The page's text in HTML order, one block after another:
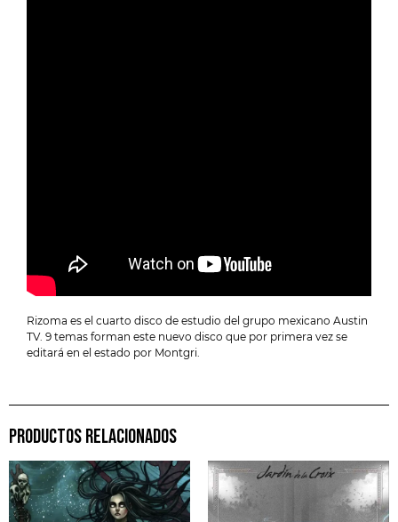
Rizoma es el cuarto disco de estudio del grupo mexicano Austin
TV. 9 temas forman este nuevo disco que por primera vez se
editará en el estado por Montgri.
PRODUCTOS RELACIONADOS